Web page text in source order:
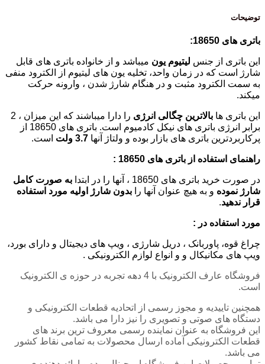
توضیحات
باتری های 18650:
این باتری از جنس لیتیوم یون میباشد و از خانواده باتری های قابل
شارژ است که در زمان واحد، تخلیه یون های لیتیوم از الکترود منفی
به سمت الکترود مثبت و در هنگام شارژ شدن ، وارونه حرکت
میکند.
این باتری ها بالاترین چگالی انرژی
را دارا میباشند که این میزان ، 2
برابر انرژی باتری های نیکل کادمیوم است. باتری های 18650 از
پرکاربردترین باتری های بازار بوده و ولتاژ آنها 3.7 ولت است.
راهنمای استفاده از باتری های 18650 :
در صورت خرید باتری های 18650 ، آنها را در ابتدا
به صورت کامل
شارژ نموده و به هیچ عنوان آنها را بدون شارژ اولیه مورد استفاده
قرار ندهید.
مورد استفاده در :
چراغ قوه، پاوربانک ، دریل شارژی ، ویپ های دیجیتال و دارای بورد،
ویپ های مکانیکال و و انواع لوازم الکترونیکی .
فروشگاه عارف الکترونیک با 4 دهه تجربه در حوزه ی الکترونیک
است.
همچنین تاییدیه و مجوز رسمی از اتحادیه قطعات الکترونیکی و
دستگاه های صوتی و تصویری را نیز دارا می باشد.
این فروشگاه به عنوان نماینده رسمی معروف ترین برند های
قطعات الکترونیکی آماده ارسال محصولات به تمامی نقاط کشور
می باشد.